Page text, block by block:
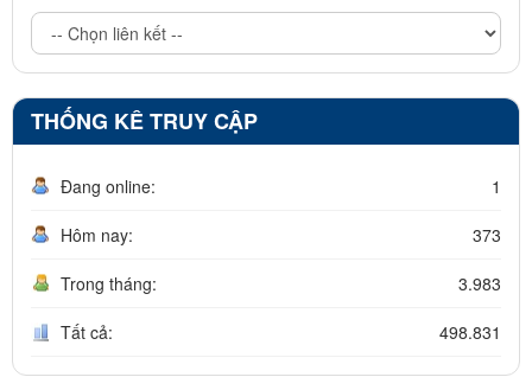
THỐNG KÊ TRUY CẬP
Đang online: 1
Hôm nay: 373
Trong tháng: 3.983
Tất cả: 498.831